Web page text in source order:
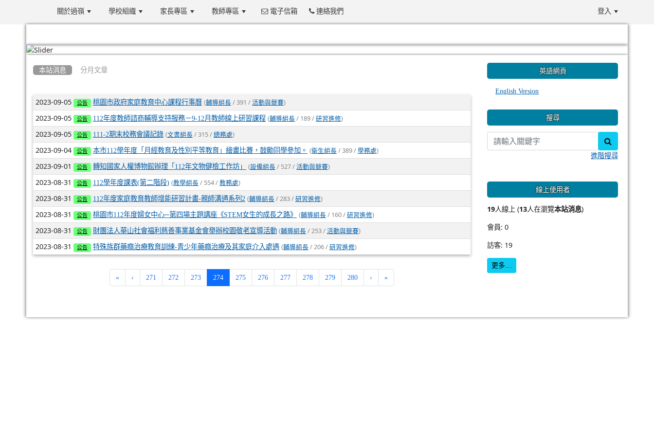
關於過嶺 學校組織 家長專區 教師專區 電子信箱 連絡我們 登入
本站消息 分月文章
文章列表
2023-09-05 公告 桃園市政府家庭教育中心課程行事曆 (輔導組長/ 391 / 活動與競賽)
2023-09-05 公告 112年度教師諮商輔導支持服務－9-12月教師線上研習課程 (輔導組長/ 189 / 研習進修)
2023-09-05 公告 111-2期末校務會議記錄 (文書組長/ 315 / 總務處)
2023-09-04 公告 本市112學年度「月經教育及性別平等教育」繪畫比賽，鼓勵同學參加。 (衛生組長/ 389 / 學務處)
2023-09-01 公告 轉知國家人權博物館辦理「112年文物健檢工作坊」 (設備組長/ 527 / 活動與競賽)
2023-08-31 公告 112學年度課表(第二階段) (教學組長/ 554 / 教務處)
2023-08-31 公告 112年度家庭教育教師增能研習計畫-親師溝通系列2 (輔導組長/ 283 / 研習進修)
2023-08-31 公告 桃園市112年度婦女中心─第四場主題講座《STEM女生的成長之路》 (輔導組長/ 160 / 研習進修)
2023-08-31 公告 財團法人華山社會福利慈善事業基金會舉辦校園敬老宣導活動 (輔導組長/ 253 / 活動與競賽)
2023-08-31 公告 特殊族群藥癮治療教育訓練-青少年藥癮治療及其家庭介入處遇 (輔導組長/ 206 / 研習進修)
« ‹ 271 272 273 274(current)
275 276 277 278 279 280 › »
英語網頁
English Version
搜尋
進階搜尋
線上使用者
19人線上 (13人在瀏覽本站消息)
會員: 0
訪客: 19
更多…